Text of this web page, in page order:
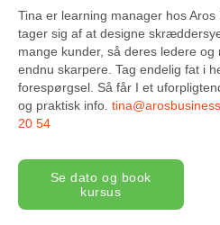
Tina er learning manager hos Aros
tager sig af at designe
mange kunder, så deres ledere og
endnu skarpere. Tag endelig fat i
forespørgsel. Så får I et
og praktisk info.
20 54
Se dato og book
kursus